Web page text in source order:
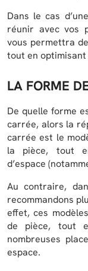
Dans le cas d’une
réunir avec vos
vous permettra
tout en optimisant
LA FORME
De quelle forme
carrée, alors la
carrée est le
la pièce, tout
d’espace
Au contraire,
recommandons
effet, ces
de pièce, tout
nombreuses
espace.